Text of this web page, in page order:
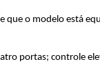
que o modelo está
portas; controle